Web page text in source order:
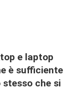
e laptop
è sufficiente
che si